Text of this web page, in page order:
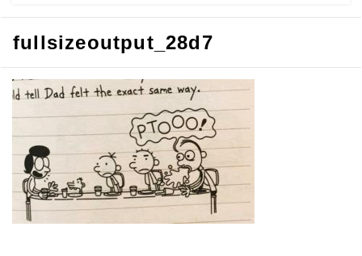
fullsizeoutput_28d7